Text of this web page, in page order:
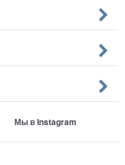
Мы в Instagram